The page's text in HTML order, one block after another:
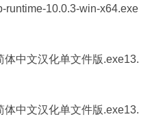
runtime-10.0.3-win-x64.exe
体中文汉化单文件版.exe13.
体中文汉化单文件版.exe13.